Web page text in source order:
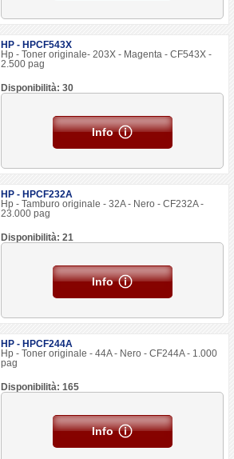
HP - HPCF543X
Hp - Toner originale- 203X - Magenta - CF543X -
2.500 pag
Disponibilità: 30
Info
HP - HPCF232A
Hp - Tamburo originale - 32A - Nero - CF232A -
23.000 pag
Disponibilità: 21
Info
HP - HPCF244A
Hp - Toner originale - 44A - Nero - CF244A - 1.000
pag
Disponibilità: 165
Info